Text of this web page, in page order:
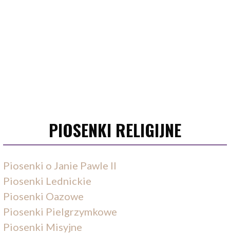
PIOSENKI RELIGIJNE
Piosenki o Janie Pawle II
Piosenki Lednickie
Piosenki Oazowe
Piosenki Pielgrzymkowe
Piosenki Misyjne